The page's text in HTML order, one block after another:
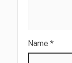
Name *